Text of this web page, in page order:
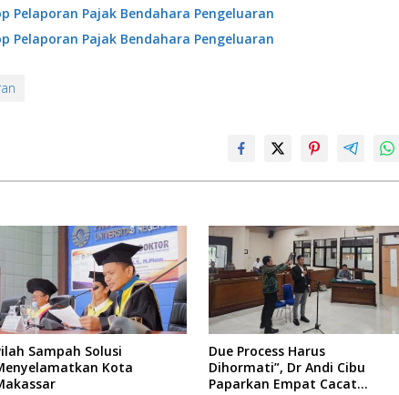
Pelaporan Pajak Bendahara Pengeluaran
Pelaporan Pajak Bendahara Pengeluaran
Sampah Solusi
Kota
Due Process Harus
Dihormati”, Dr Andi Cibu
Paparkan Empat Cacat